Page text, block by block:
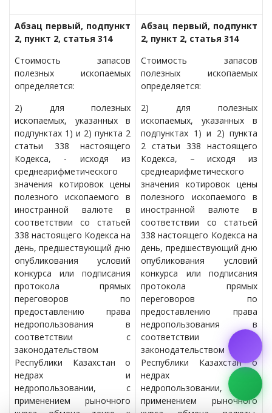
Абзац первый, подпункт
2, пункт 2, статья 314
Стоимость запасов
полезных ископаемых
определяется:
2) для полезных
ископаемых, указанных в
подпунктах 1) и 2) пункта 2
статьи 338 настоящего
Кодекса, - исходя из
среднеарифметического
значения котировок цены
полезного ископаемого в
иностранной валюте в
соответствии со статьей
338 настоящего Кодекса на
день, предшествующий дню
опубликования условий
конкурса или подписания
протокола прямых
переговоров по
предоставлению права
недропользования в
соответствии с
законодательством
Республики Казахстан о
недрах и
недропользовании, с
применением рыночного
Абзац первый, подпункт
2, пункт 2, статья 314
Стоимость запасов
полезных ископаемых
определяется:
2) для полезных
ископаемых, указанных в
подпунктах 1) и 2) пункта
2 статьи 338 настоящего
Кодекса, – исходя из
среднеарифметического
значения котировок цены
полезного ископаемого в
иностранной валюте в
соответствии со статьей
338 настоящего Кодекса на
день, предшествующий дню
опубликования условий
конкурса или подписания
протокола прямых
переговоров по
предоставлению права
недропользования в
соответствии с
законодательством
Республики Казахстан о
недрах и
недропользовании, с
применением рыночного